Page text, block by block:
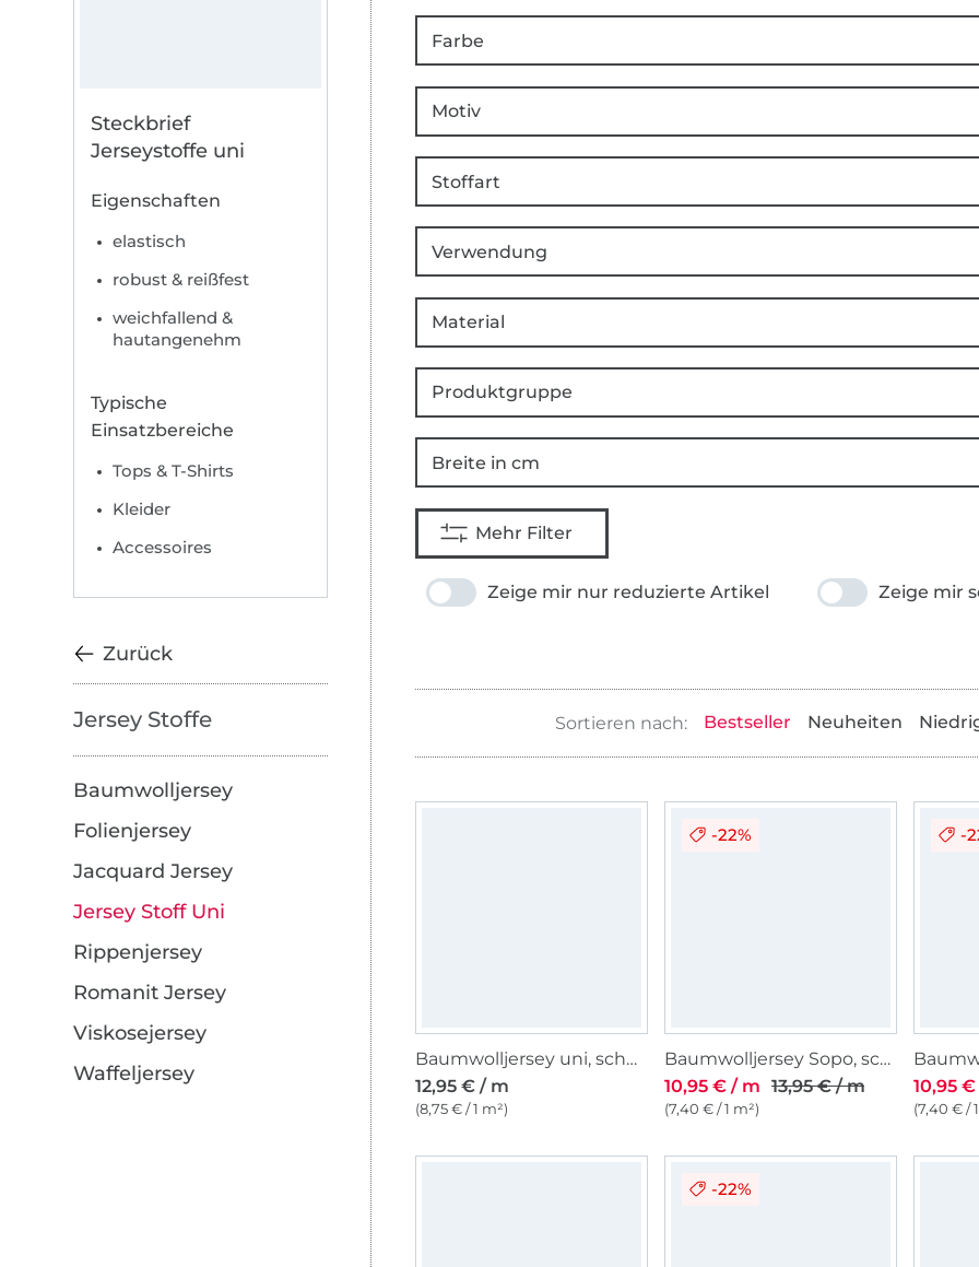
Steckbrief
Jerseystoffe uni
Eigenschaften
elastisch
robust & reißfest
weichfallend &
hautangenehm
Typische
Einsatzbereiche
Tops & T-Shirts
Kleider
Accessoires
Zurück
Jersey Stoffe
Baumwolljersey
Folienjersey
Jacquard Jersey
Jersey Stoff Uni
Rippenjersey
Romanit Jersey
Viskosejersey
Waffeljersey
Farbe
Motiv
Stoffart
Verwendung
Material
Produktgruppe
Breite in cm
Mehr Filter
Zeige mir nur reduzierte Artikel Zeige mir
Bestseller Neuheiten
Baumwolljersey uni, schwarz
12,95 € / m
(8,75 € / 1 m²)
-22%
Baumwolljersey Sopo, schwarz
10,95 € / m 13,95 € / m
(7,40 € / 1 m²)
-
10,95
(7,40 € /
-22%